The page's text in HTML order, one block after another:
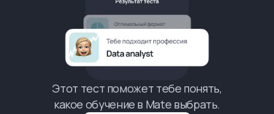
Этот тест поможет тебе понять,
какое обучение в Mate выбрать.